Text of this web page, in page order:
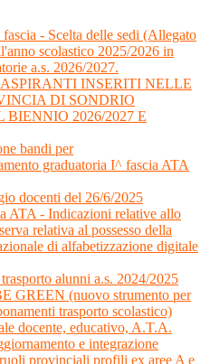
- Scelta delle sedi (Allegato
scolastico 2025/2026 in
a.s. 2026/2027.
INSERITI NELLE
DI SONDRIO
2026/2027 E
bandi per
graduatoria I^ fascia ATA
docenti del 26/6/2025
ATA - Indicazioni relative allo
relativa al possesso della
di alfabetizzazione digitale
alunni a.s. 2024/2025
GREEN (nuovo strumento per
trasporto scolastico)
docente, educativo, A.T.A.
e integrazione
provinciali profili ex aree A e